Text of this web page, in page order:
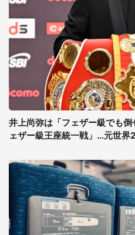
井上尚弥は「フェザー級でも
ェザー級王座統一戦」...元世界